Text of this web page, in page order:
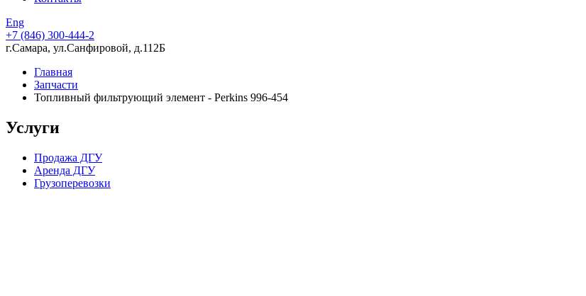
Eng
+7 (846) 300-444-2
г.Самара, ул.Санфировой, д.112Б
Главная
Запчасти
Топливный фильтрующий элемент - Perkins 996-454
Услуги
Продажа ДГУ
Аренда ДГУ
Грузоперевозки